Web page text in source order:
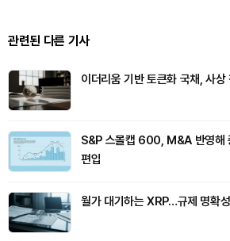
관련된 다른 기사
이더리움 기반 토큰화 국채, 사
S&P 스몰캡 600, M&A 반영해
편입
월가 대기하는 XRP…규제 명확